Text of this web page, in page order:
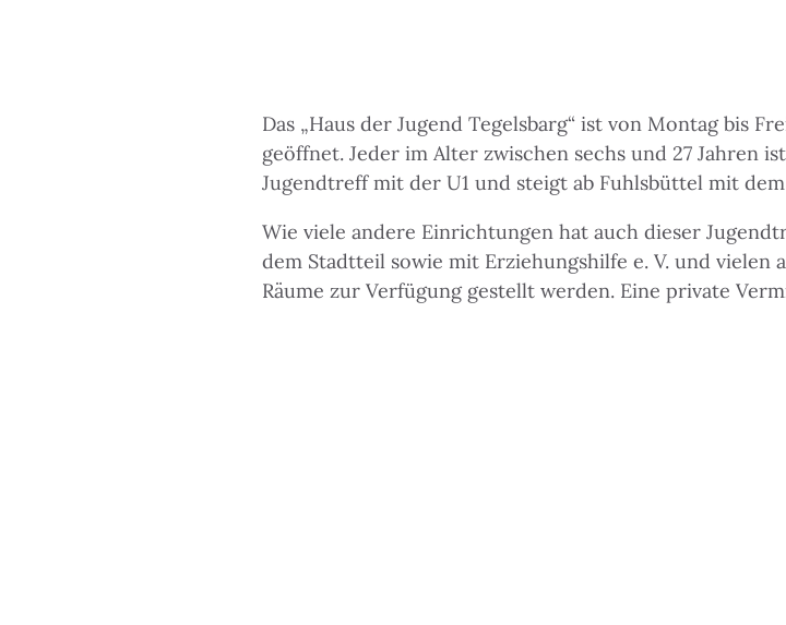
Das „Haus der Jugend Tegelsbarg“ ist von Montag bis
geöffnet. Jeder im Alter zwischen sechs und 27 Jahren
Jugendtreff mit der U1 und steigt ab Fuhlsbüttel mit
Wie viele andere Einrichtungen hat auch dieser
dem Stadtteil sowie mit Erziehungshilfe e. V. und
Räume zur Verfügung gestellt werden. Eine private